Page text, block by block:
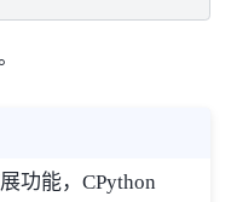
功能，CPython